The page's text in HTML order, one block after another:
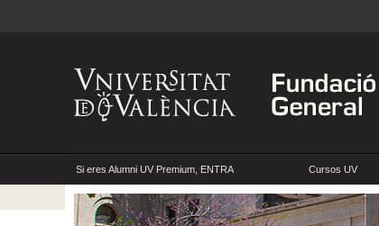
Si eres Alumni UV Premium, ENTRA Cursos UV